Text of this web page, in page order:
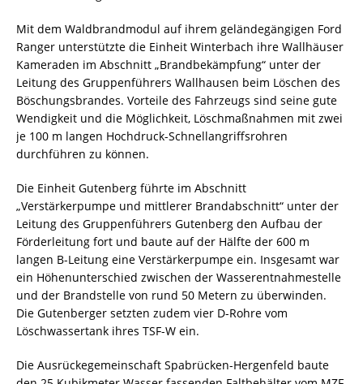
Mit dem Waldbrandmodul auf ihrem geländegängigen Ford
Ranger unterstützte die Einheit Winterbach ihre Wallhäuser
Kameraden im Abschnitt „Brandbekämpfung“ unter der
Leitung des Gruppenführers Wallhausen beim Löschen des
Böschungsbrandes. Vorteile des Fahrzeugs sind seine gute
Wendigkeit und die Möglichkeit, Löschmaßnahmen mit zwei
je 100 m langen Hochdruck-Schnellangriffsrohren
durchführen zu können.
Die Einheit Gutenberg führte im Abschnitt
„Verstärkerpumpe und mittlerer Brandabschnitt“ unter der
Leitung des Gruppenführers Gutenberg den Aufbau der
Förderleitung fort und baute auf der Hälfte der 600 m
langen B-Leitung eine Verstärkerpumpe ein. Insgesamt war
ein Höhenunterschied zwischen der Wasserentnahmestelle
und der Brandstelle von rund 50 Metern zu überwinden.
Die Gutenberger setzten zudem vier D-Rohre vom
Löschwassertank ihres TSF-W ein.
Die Ausrückegemeinschaft Spabrücken-Hergenfeld baute